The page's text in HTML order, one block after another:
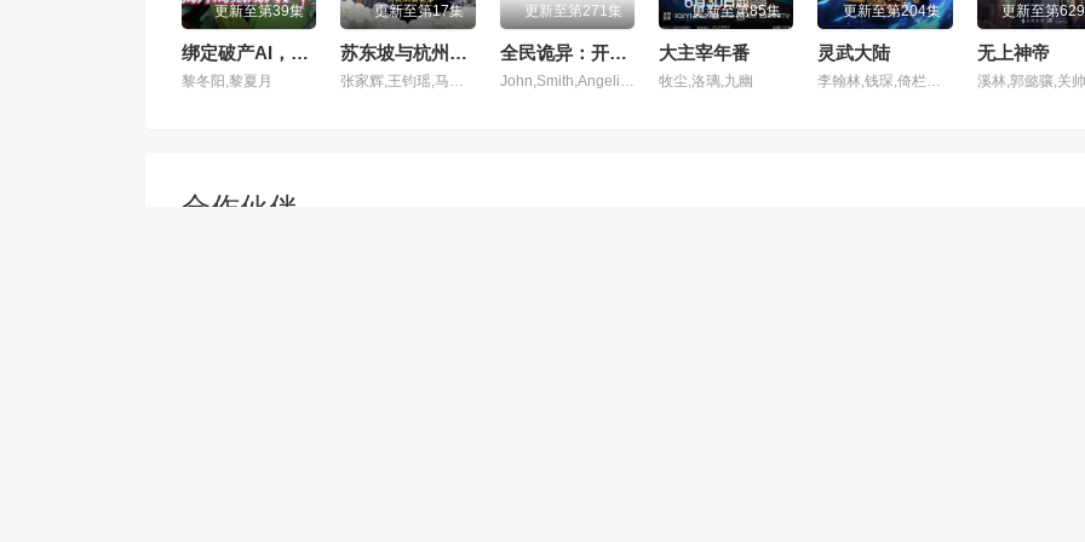
更新至第39集
绑定破产AI，我开局氪成大神动态漫
黎冬阳,黎夏月
更新至第17集
苏东坡与杭州的故事
张家辉,王钧瑶,马嘉琳,戈昕宇,李雨泽,王诩,张加麒,苏阳林,司小幽,小五,顾炎,正正,王辅平,董灿,陈鸿鑫,海绵,明夜风
更新至第271集
全民诡异：开局掌握零元购动态漫
John,Smith,Angelina,Jolie
更新至第85集
大主宰年番
牧尘,洛璃,九幽
更新至第204集
灵武大陆
李翰林,钱琛,倚栏桡,张恩泽,赵熠彤,小浣,温溪,蔡娜,齐璇,李哎,麻雀,黄玮,阿福,杨昕燃
更新至第
无上神帝
合作伙伴